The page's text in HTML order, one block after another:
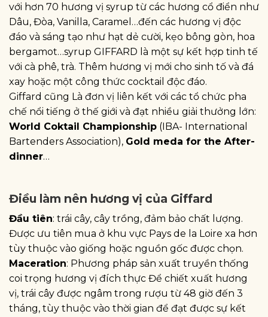
với hơn 70 hương vị syrup từ các hương cổ điển như
Dâu, Đòa, Vanilla, Caramel…đến các hương vị độc
đáo và sáng tạo như hạt dẻ cười, kẹo bông gòn, hoa
bergamot…syrup GIFFARD là một sự kết hợp tinh tế
với cà phê, trà. Thêm hương vị mới cho sinh tố và đá
xay hoặc một công thức cocktail độc đáo.
Giffard cũng Là đơn vị liên kết với các tổ chức pha
chế nổi tiếng ở thế giới và đạt nhiều giải thưởng lớn:
World Coktail Championship (IBA- International
Bartenders Association), Gold meda for the After-
dinner…
Điều làm nên hương vị của Giffard
Đầu tiên: trái cây, cây trồng, đảm bảo chất lượng.
Được ưu tiên mua ở khu vực Pays de la Loire xa hơn
tùy thuộc vào giống hoặc nguồn gốc được chọn.
Maceration: Phương pháp sản xuất truyền thống
coi trọng hương vị đích thực Để chiết xuất hương
vị, trái cây được ngâm trong rượu từ 48 giờ đến 3
tháng, tùy thuộc vào thời gian để đạt được sự kết